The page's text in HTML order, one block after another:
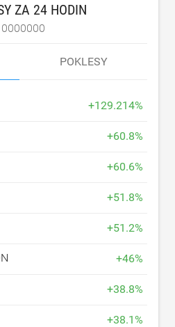
ZA 24 HODIN
POKLESY
+129.214%
+60.8%
+60.6%
+51.8%
+51.2%
+46%
+38.8%
+38.1%